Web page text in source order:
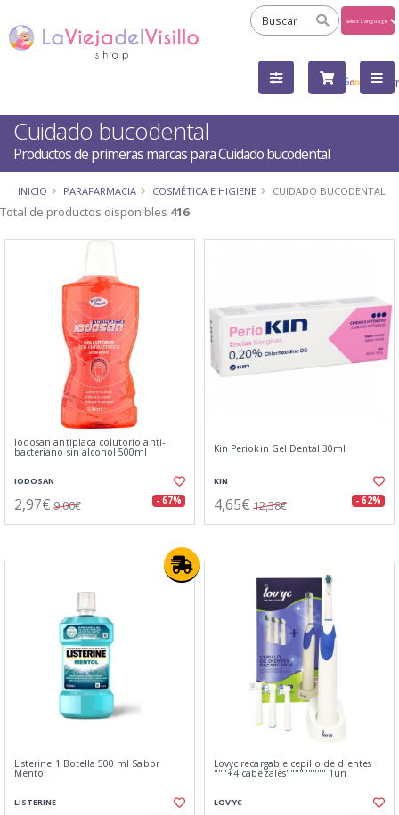
by
Cuidado bucodental
Productos de primeras marcas para Cuidado bucodental
INICIO PARAFARMACIA COSMÉTICA E HIGIENE CUIDADO BUCODENTAL
Total de productos disponibles 416
Iodosan antiplaca colutorio anti-
bacteriano sin alcohol 500ml
IODOSAN
2,97€ 9,00€ - 67%
Kin Periokin Gel Dental 30ml
KIN
4,65€ 12,38€ - 62%
Listerine 1 Botella 500 ml Sabor
Mentol
LISTERINE
Lovyc recargable cepillo de dientes
"""+4 cabezales""""""""" 1un
LOV'YC